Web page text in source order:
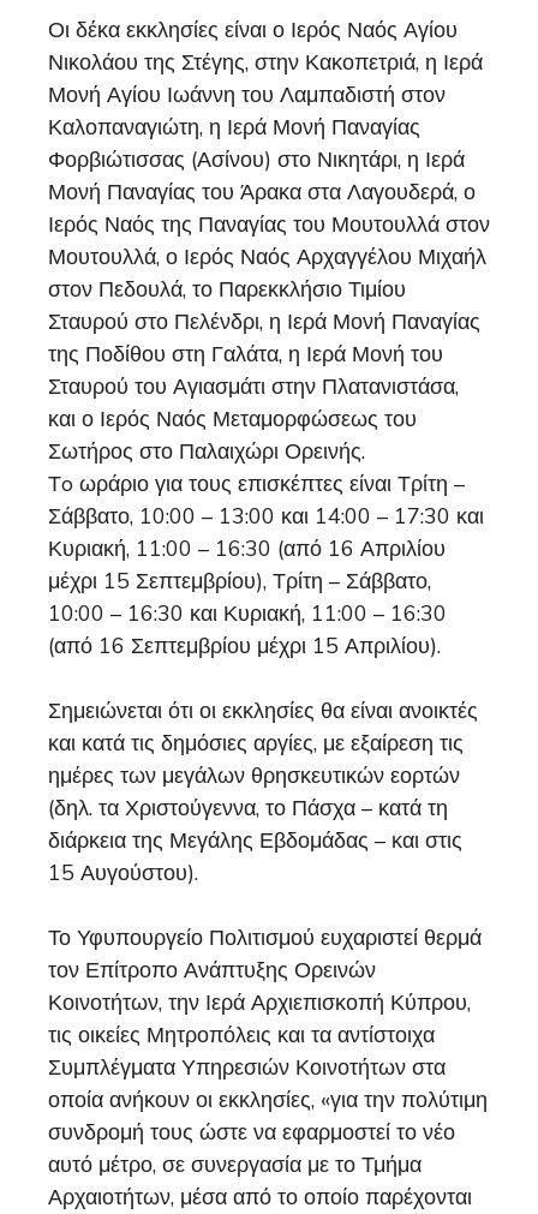
Οι δέκα εκκλησίες είναι ο Ιερός Ναός Αγίου
Νικολάου της Στέγης, στην Κακοπετριά, η Ιερά
Μονή Αγίου Ιωάννη του Λαμπαδιστή στον
Καλοπαναγιώτη, η Ιερά Μονή Παναγίας
Φορβιώτισσας (Ασίνου) στο Νικητάρι, η Ιερά
Μονή Παναγίας του Άρακα στα Λαγουδερά, ο
Ιερός Ναός της Παναγίας του Μουτουλλά στον
Μουτουλλά, ο Ιερός Ναός Αρχαγγέλου Μιχαήλ
στον Πεδουλά, το Παρεκκλήσιο Τιμίου
Σταυρού στο Πελένδρι, η Ιερά Μονή Παναγίας
της Ποδίθου στη Γαλάτα, η Ιερά Μονή του
Σταυρού του Αγιασμάτι στην Πλατανιστάσα,
και ο Ιερός Ναός Μεταμορφώσεως του
Σωτήρος στο Παλαιχώρι Ορεινής.
Τo ωράριο για τους επισκέπτες είναι Τρίτη –
Σάββατο, 10:00 – 13:00 και 14:00 – 17:30 και
Κυριακή, 11:00 – 16:30 (από 16 Απριλίου
μέχρι 15 Σεπτεμβρίου), Τρίτη – Σάββατο,
10:00 – 16:30 και Κυριακή, 11:00 – 16:30
(από 16 Σεπτεμβρίου μέχρι 15 Απριλίου).
Σημειώνεται ότι οι εκκλησίες θα είναι ανοικτές
και κατά τις δημόσιες αργίες, με εξαίρεση τις
ημέρες των μεγάλων θρησκευτικών εορτών
(δηλ. τα Χριστούγεννα, το Πάσχα – κατά τη
διάρκεια της Μεγάλης Εβδομάδας – και στις
15 Αυγούστου).
Το Υφυπουργείο Πολιτισμού ευχαριστεί θερμά
τον Επίτροπο Ανάπτυξης Ορεινών
Κοινοτήτων, την Ιερά Αρχιεπισκοπή Κύπρου,
τις οικείες Μητροπόλεις και τα αντίστοιχα
Συμπλέγματα Υπηρεσιών Κοινοτήτων στα
οποία ανήκουν οι εκκλησίες, «για την πολύτιμη
συνδρομή τους ώστε να εφαρμοστεί το νέο
αυτό μέτρο, σε συνεργασία με το Τμήμα
Αρχαιοτήτων, μέσα από το οποίο παρέχονται